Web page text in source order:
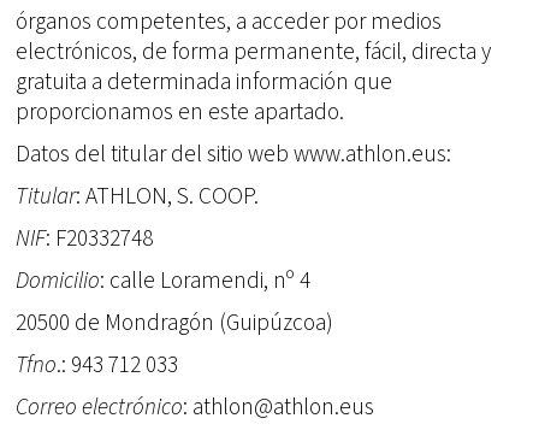
órganos competentes, a acceder por medios
electrónicos, de forma permanente, fácil, directa y
gratuita a determinada información que
proporcionamos en este apartado.
Datos del titular del sitio web www.athlon.eus:
Titular: ATHLON, S. COOP.
NIF: F20332748
Domicilio: calle Loramendi, nº 4
20500 de Mondragón (Guipúzcoa)
Tfno.: 943 712 033
Correo electrónico: athlon@athlon.eus